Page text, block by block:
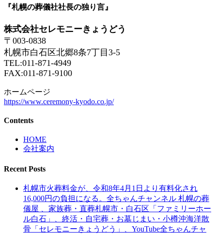
『札幌の葬儀社社長の独り言』
株式会社セレモニーきょうどう
〒003-0838
札幌市白石区北郷8条7丁目3-5
TEL:011-871-4949
FAX:011-871-9100
ホームページ
https://www.ceremony-kyodo.co.jp/
Contents
HOME
会社案内
Recent Posts
札幌市火葬料金が、令和8年4月1日より有料化され
16,000円の負担になる。全ちゃんチャンネル 札幌の葬
儀屋 、家族葬・直葬札幌市・白石区「ファミリーホー
ル白石」、終活・自宅葬・お墓じまい・小樽沖海洋散
骨「セレモニーきょうどう」、YouTube全ちゃんチャ